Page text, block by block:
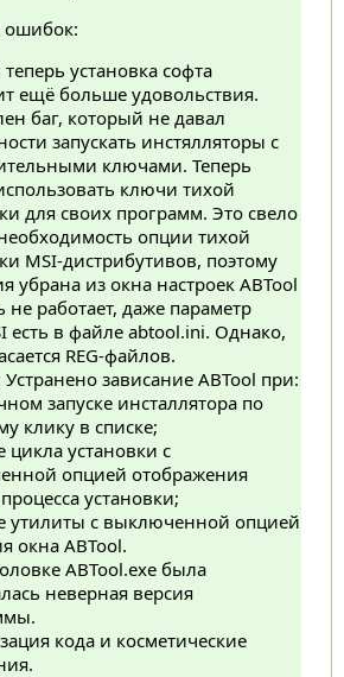
ошибок:
установка софта
ещё больше удовольствия.
баг, который не давал
запускать инстялляторы с
ключами. Теперь
ключи тихой
для своих программ. Это свело
опции тихой
MSI-дистрибутивов, поэтому
убрана из окна настроек ABTool
не работает, даже параметр
есть в файле abtool.ini. Однако,
REG-файлов.
зависание ABTool при:
запуске инсталлятора по
клику в списке;
цикла установки с
опцией отображения
установки;
утилиты с выключенной опцией
окна ABTool.
ABTool.exe была
неверная версия
кода и косметические